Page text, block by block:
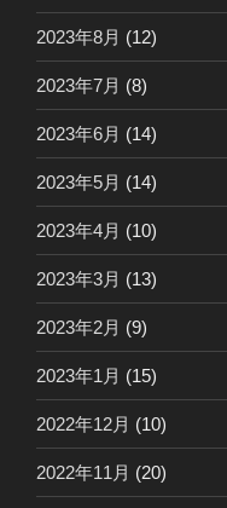
2023年8月 (12)
2023年7月 (8)
2023年6月 (14)
2023年5月 (14)
2023年4月 (10)
2023年3月 (13)
2023年2月 (9)
2023年1月 (15)
2022年12月 (10)
2022年11月 (20)